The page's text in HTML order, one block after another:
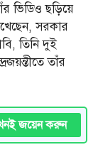
ভিডিও ছড়িয়ে
সরকার
তিনি দুই
তাঁর
জয়েন করুন